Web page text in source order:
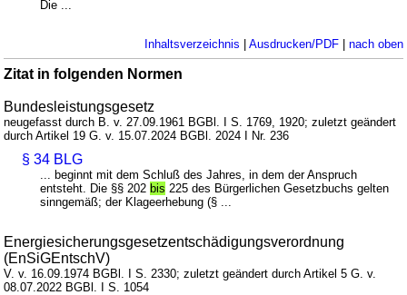
Die ...
Inhaltsverzeichnis | Ausdrucken/PDF| nach oben
Zitat in folgenden Normen
Bundesleistungsgesetz
neugefasst durch B. v. 27.09.1961 BGBl. I S. 1769, 1920; zuletzt geändert
durch Artikel 19 G. v. 15.07.2024 BGBl. 2024 I Nr. 236
§ 34 BLG
... beginnt mit dem Schluß des Jahres, in dem der Anspruch
entsteht. Die §§ 202bis 225 des Bürgerlichen Gesetzbuchs gelten
sinngemäß; der Klageerhebung (§ ...
Energiesicherungsgesetzentschädigungsverordnung
(EnSiGEntschV)
V. v. 16.09.1974 BGBl. I S. 2330; zuletzt geändert durch Artikel 5 G. v.
08.07.2022 BGBl. I S. 1054